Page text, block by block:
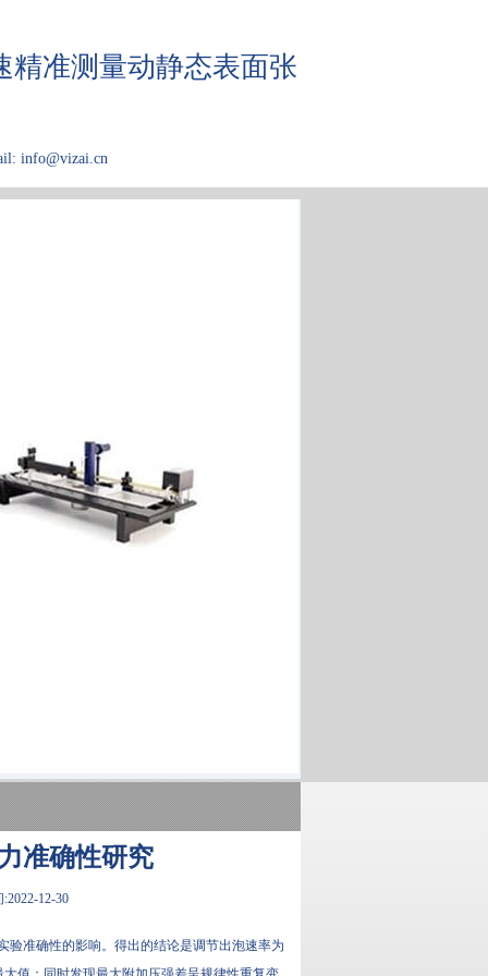
精准测量动静态表面张
info@vizai.cn
应用领域 关于Kibron 论文
准确性研究
12-30
准确性的影响。得出的结论是调节出泡速率为